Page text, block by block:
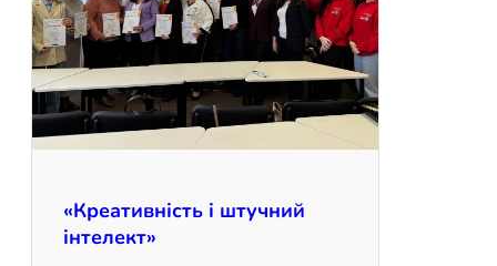
«Креативність і штучний
інтелект»